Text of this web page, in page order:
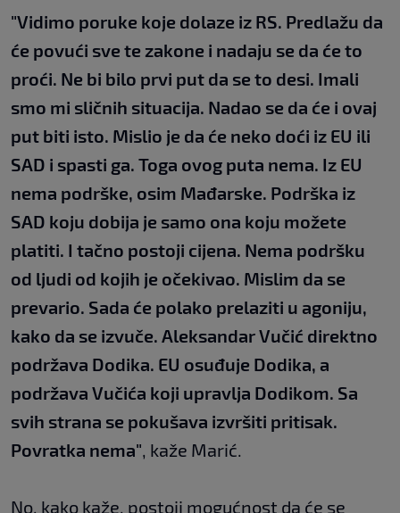
"Vidimo poruke koje dolaze iz RS. Predlažu da
će povući sve te zakone i nadaju se da će to
proći. Ne bi bilo prvi put da se to desi. Imali
smo mi sličnih situacija. Nadao se da će i ovaj
put biti isto. Mislio je da će neko doći iz EU ili
SAD i spasti ga. Toga ovog puta nema. Iz EU
nema podrške, osim Mađarske. Podrška iz
SAD koju dobija je samo ona koju možete
platiti. I tačno postoji cijena. Nema podršku
od ljudi od kojih je očekivao. Mislim da se
prevario. Sada će polako prelaziti u agoniju,
kako da se izvuče. Aleksandar Vučić direktno
podržava Dodika. EU osuđuje Dodika, a
podržava Vučića koji upravlja Dodikom. Sa
svih strana se pokušava izvršiti pritisak.
Povratka nema", kaže Marić.
No, kako kaže, postoji mogućnost da će se